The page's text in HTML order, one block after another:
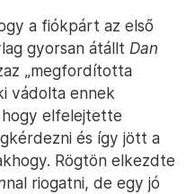
a fiókpárt az első
gyorsan átállt Dan
„megfordította
vádolta ennek
hogy elfelejtette
és így jött a
Rögtön elkezdte
nal riogatni, de egy jó